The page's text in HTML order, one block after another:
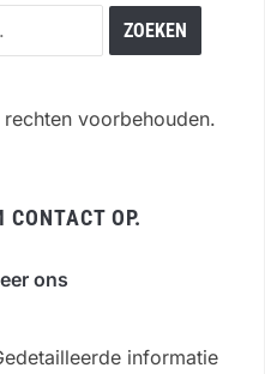
voorbehouden.
CONTACT OP.
ons
informatie